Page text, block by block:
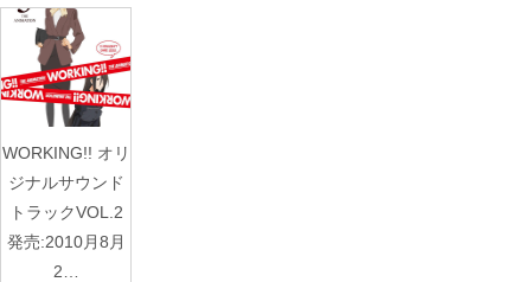
WORKING!! オリ
ジナルサウンド
トラックVOL.2
発売:2010月8月
2…